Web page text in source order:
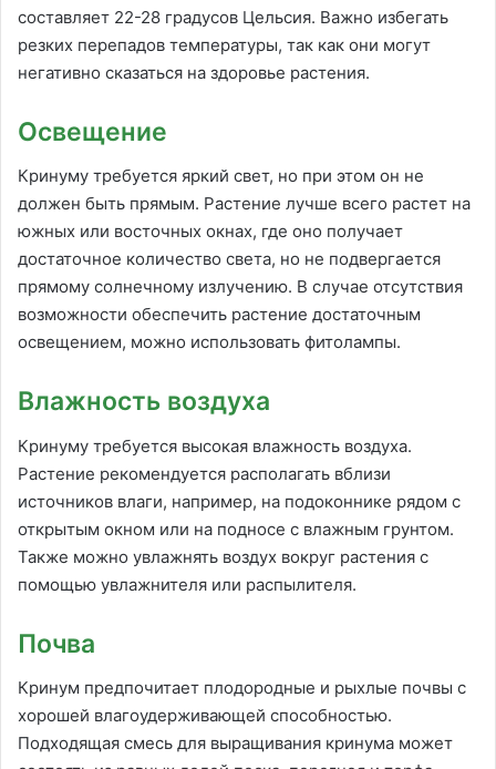
составляет 22-28 градусов Цельсия. Важно избегать
резких перепадов температуры, так как они могут
негативно сказаться на здоровье растения.
Освещение
Кринуму требуется яркий свет, но при этом он не
должен быть прямым. Растение лучше всего растет на
южных или восточных окнах, где оно получает
достаточное количество света, но не подвергается
прямому солнечному излучению. В случае отсутствия
возможности обеспечить растение достаточным
освещением, можно использовать фитолампы.
Влажность воздуха
Кринуму требуется высокая влажность воздуха.
Растение рекомендуется располагать вблизи
источников влаги, например, на подоконнике рядом с
открытым окном или на подносе с влажным грунтом.
Также можно увлажнять воздух вокруг растения с
помощью увлажнителя или распылителя.
Почва
Кринум предпочитает плодородные и рыхлые почвы с
хорошей влагоудерживающей способностью.
Подходящая смесь для выращивания кринума может